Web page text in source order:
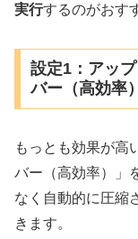
実行するのがおす
設定1：アッ
バー（高効率
もっとも効果が高
バー（高効率）」
なく自動的に圧縮
きます。